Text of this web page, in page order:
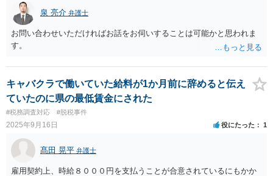
泉 亮介 弁護士
お問い合わせいただければお話をお伺いすることは可能かと思われま
す。
キャバクラで働いていた給料が1か月前に辞めると伝え
ていたのに県の最低賃金にされた
#税務調査対応 #脱税事件
2025年9月16日 役にたった 1
髙田 晃平 弁護士
雇用契約上、時給８０００円を支払うことが合意されているにもかか